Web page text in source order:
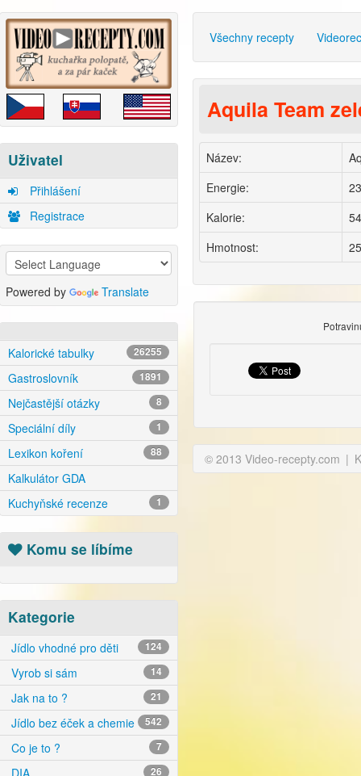
Uživatel
Přihlášení
Registrace
Powered by Translate
Kalorické tabulky 26255
Gastroslovník 1891
Nejčastější otázky 8
Speciální díly 1
Lexikon koření 88
Kalkulátor GDA
Kuchyňské recenze
1
Komu se líbíme
Kategorie
Jídlo vhodné pro děti 124
Vyrob si sám 14
Jak na to ? 21
Jídlo bez éček a chemie 542
Co je to ? 7
26
Všechny recepty
Aquila Team
Název:
Energie:
Kalorie:
Hmotnost:
© 2013 Video-recepty.com |